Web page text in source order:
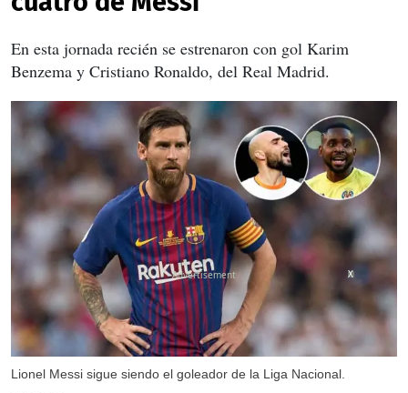
En esta jornada recién se estrenaron con gol Karim
Benzema y Cristiano Ronaldo, del Real Madrid.
Lionel Messi sigue siendo el goleador de la Liga Nacional.
X